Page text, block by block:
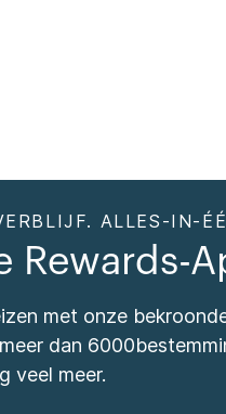
ALLES-IN-
Rewards-
met onze
dan
veel meer.